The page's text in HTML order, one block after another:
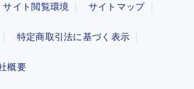
サイト閲覧環境 サイトマップ
特定商取引法に基づく表示
概要